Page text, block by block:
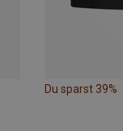
Du sparst 39%